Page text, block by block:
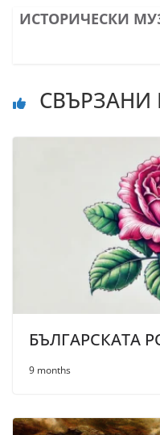
ИСТОРИЧЕСКИ
СВЪРЗАНИ
БЪЛГАРСКАТА
9 months